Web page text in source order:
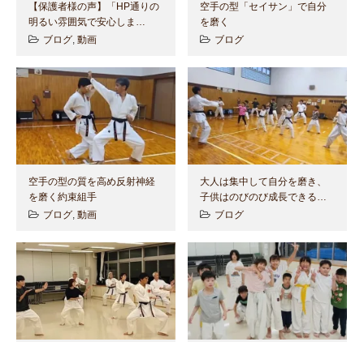
【保護者様の声】「HP通りの
明るい雰囲気で安心しま…
ブログ, 動画
空手の型「セイサン」で自分
を磨く
ブログ
空手の型の質を高め反射神経
を磨く約束組手
ブログ, 動画
大人は集中して自分を磨き、
子供はのびのび成長できる…
ブログ